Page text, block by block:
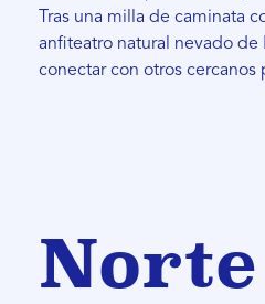
Tras una milla de caminata
anfiteatro natural nevado de
conectar con otros cercanos